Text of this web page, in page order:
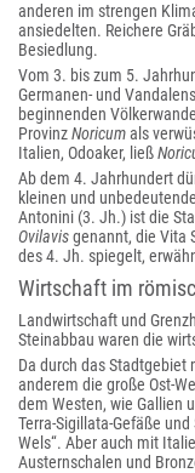
anderen im strengen
ansiedelten. Reichere
Besiedlung.
Vom 3. bis zum 5.
Germanen- und
beginnenden
ProvinzNoricumals
Italien, Odoaker, ließ
Ab dem 4. Jahrhundert
kleinen und
Antonini (3. Jh.) ist die
Ovilavisgenannt, die Vita
des 4. Jh. spiegelt,
Wirtschaft im
Landwirtschaft und
Steinabbau waren die
Da durch das Stadtgebiet
anderem die große Ost-
dem Westen, wie Gallien
Terra-Sigillata-Gefäße
Wels“. Aber auch mit
Austernschalen und